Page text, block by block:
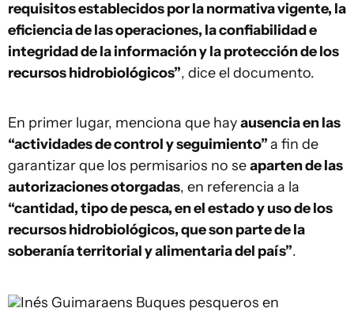
requisitos establecidos por la normativa vigente, la
eficiencia de las operaciones, la confiabilidad e
integridad de la información y la protección de los
recursos hidrobiológicos”, dice el documento.
En primer lugar, menciona que hayausencia en las
“actividades de control y seguimiento”a fin de
garantizar que los permisarios no seaparten de las
autorizaciones otorgadas, en referencia a la
“cantidad, tipo de pesca, en el estado y uso de los
recursos hidrobiológicos, que son parte de la
soberanía territorial y alimentaria del país”.
Inés Guimaraens Buques pesqueros en